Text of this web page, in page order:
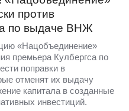
против
по выдаче ВНЖ
«Нацобъединение»
премьера Кулбергса по
поправки в
отменят их выдачу
капитала в созданные
инвестиций.